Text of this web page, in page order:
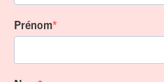
Prénom